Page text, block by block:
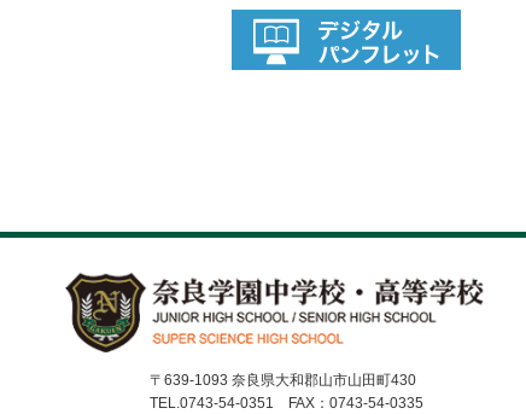
〒639-1093 奈良県大和郡山市山田町430
TEL.0743-54-0351 FAX：0743-54-0335